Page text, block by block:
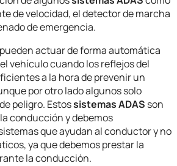
de velocidad, el detector de marcha
de emergencia.
pueden actuar de forma automática
vehículo cuando los reflejos del
a la hora de prevenir un
por otro lado algunos solo
peligro. Estossistemas ADAS son
conducción y debemos
que ayudan al conductor y no
ya que debemos prestar la
la conducción.